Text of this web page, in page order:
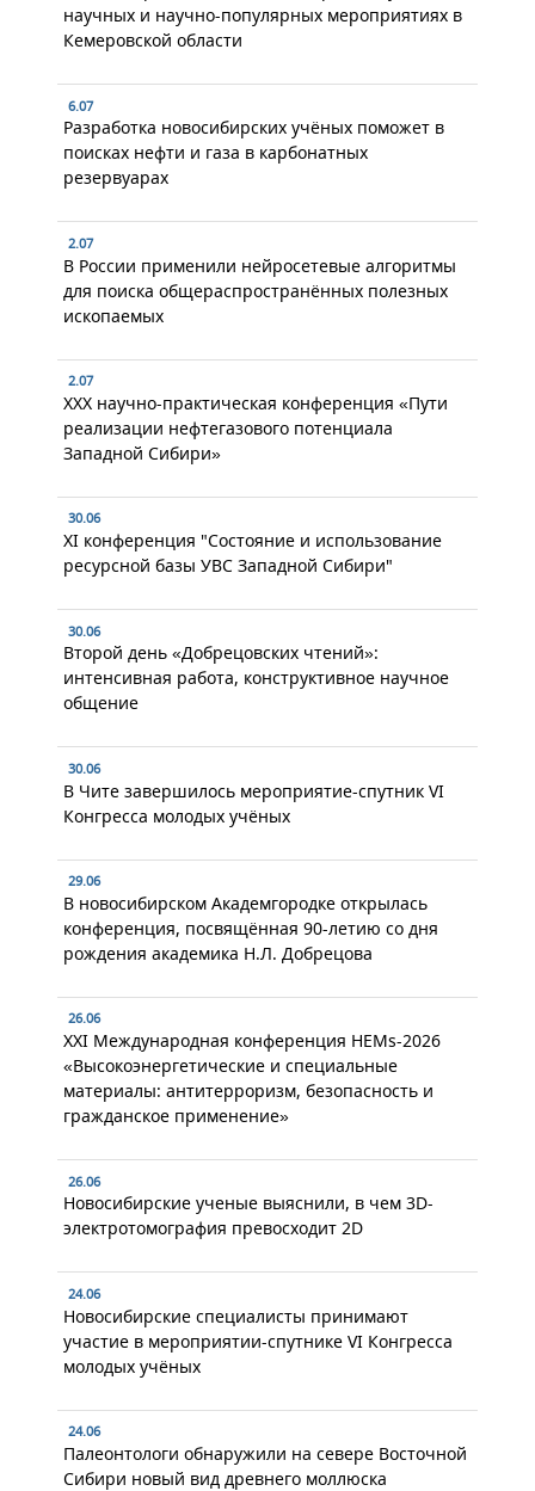
научных и научно-популярных мероприятиях в
Кемеровской области
6.07
Разработка новосибирских учёных поможет в
поисках нефти и газа в карбонатных
резервуарах
2.07
В России применили нейросетевые алгоритмы
для поиска общераспространённых полезных
ископаемых
2.07
XXX научно-практическая конференция «Пути
реализации нефтегазового потенциала
Западной Сибири»
30.06
XI конференция "Состояние и использование
ресурсной базы УВС Западной Сибири"
30.06
Второй день «Добрецовских чтений»:
интенсивная работа, конструктивное научное
общение
30.06
В Чите завершилось мероприятие-спутник VI
Конгресса молодых учёных
29.06
В новосибирском Академгородке открылась
конференция, посвящённая 90-летию со дня
рождения академика Н.Л. Добрецова
26.06
XXI Международная конференция HEMs-2026
«Высокоэнергетические и специальные
материалы: антитерроризм, безопасность и
гражданское применение»
26.06
Новосибирские ученые выяснили, в чем 3D-
электротомография превосходит 2D
24.06
Новосибирские специалисты принимают
участие в мероприятии-спутнике VI Конгресса
молодых учёных
24.06
Палеонтологи обнаружили на севере Восточной
Сибири новый вид древнего моллюска